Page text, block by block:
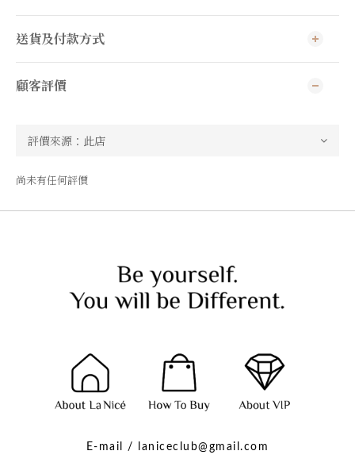
送貨及付款方式
顧客評價
尚未有任何評價
E-mail / laniceclub@gmail.com